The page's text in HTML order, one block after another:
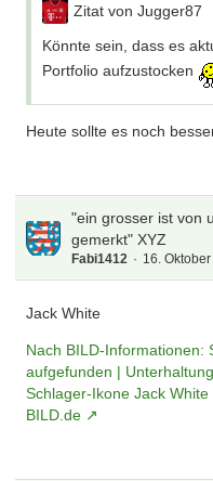
Zitat von Jugger87
Könnte sein, dass es
Portfolio aufzustocken
Heute sollte es noch
"ein grosser ist von
gemerkt" XYZ
Fabi1412 16.
Jack White
Nach BILD-Informationen:
aufgefunden |
Schlager-Ikone Jack
BILD.de